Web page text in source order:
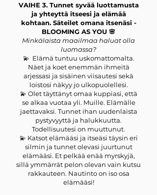
VAIHE 3. Tunnet syvää luottamusta
ja yhteyttä itseesi ja elämää
kohtaan. Säteilet omana itsenäsi -
BLOOMING AS YOU 🌸
Minkälaista maailmaa haluat olla
luomassa?
💫 Elämä tuntuu uskomattomalta.
Näet ja koet enemmän ihmeitä
arjessasi ja sisäinen viisautesi sekä
loistosi näkyy jo ulkopuolellesi.
💫 Olet täyttänyt omaa kuppiasi, että
se alkaa vuotaa yli. Muille. Elämälle
jaettavaksi. Tunnet ihan uudenlaista
pystyvyyttä ja halukkuutta.
Todellisuutesi on muuttunut.
💫 Katsot elämääsi ja itseäsi täysin eri
silmin ja tunnet olevasi juurtunut
elämääsi. Et pelkää enää myrskyjä,
sillä ymmärrät pelon olevan vain kutsu
rakkauteen. Nautinto on iso osa
elämääsi!